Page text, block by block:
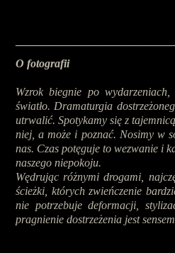
O fotografii
Wzrok biegnie po
światło. Dramaturgia
utrwalić. Spotykamy się z
niej, a może i poznać. Nosimy w
nas. Czas potęguje to wezwanie i
naszego niepokoju.
Wędrując różnymi drogami,
ścieżki, których zwieńczenie
nie potrzebuje deformacji,
pragnienie dostrzeżenia jest